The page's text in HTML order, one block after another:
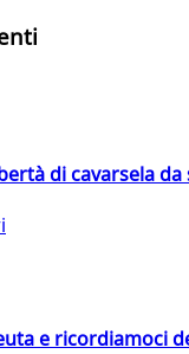
di cavarsela da
e ricordiamoci